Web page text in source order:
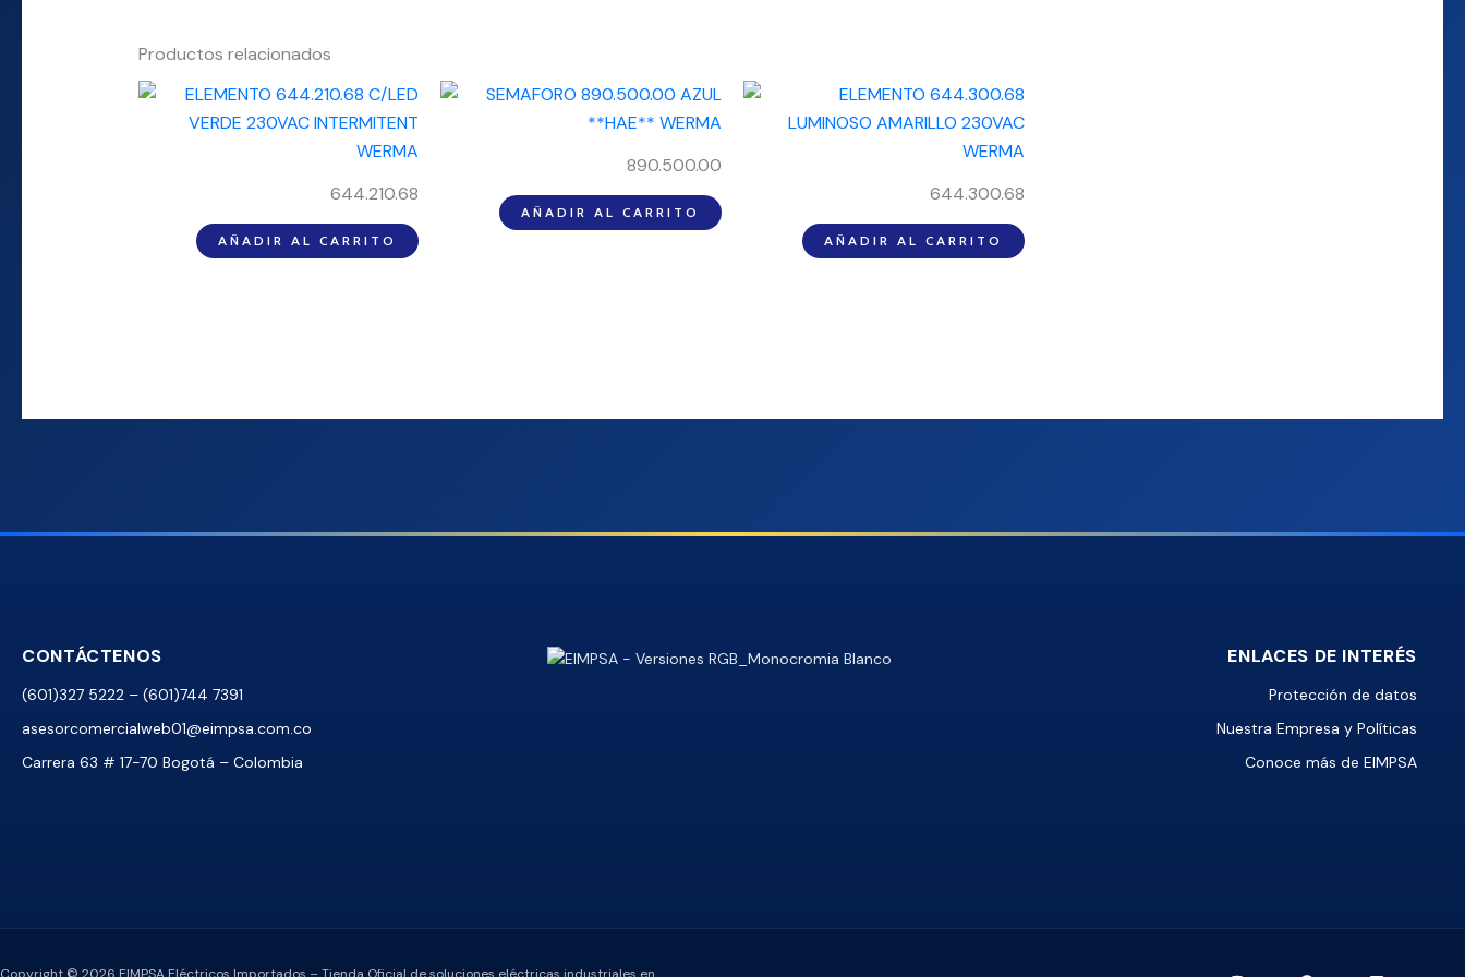
Productos relacionados
644.210.68
AÑADIR AL CARRITO
890.500.00
AÑADIR AL CARRITO
644.300.68
AÑADIR AL CARRITO
CONTÁCTENOS
(601)327 5222 – (601)744 7391
asesorcomercialweb01@eimpsa.com.co
Carrera 63 # 17-70 Bogotá – Colombia
ENLACES DE INTERÉS
Protección de datos
Nuestra Empresa y Políticas
Conoce más de EIMPSA